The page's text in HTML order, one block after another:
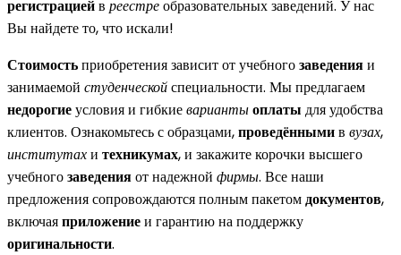
регистрациейв реестреобразовательных заведений. У нас
Вы найдете то, что искали!
Стоимостьприобретения зависит от учебногозаведенияи
занимаемой студенческойспециальности. Мы предлагаем
недорогиеусловия и гибкиевариантыоплаты для удобства
клиентов. Ознакомьтесь с образцами,проведённымив вузах,
институтахи техникумах, и закажите корочки высшего
учебногозаведенияот надежной фирмы. Все наши
предложения сопровождаются полным пакетомдокументов,
включаяприложениеи гарантию на поддержку
оригинальности.